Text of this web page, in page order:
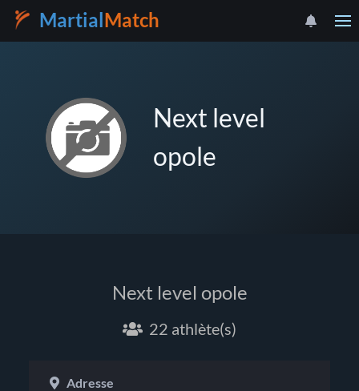
Martial Match
Next level
opole
Next level opole
22 athlète(s)
Adresse